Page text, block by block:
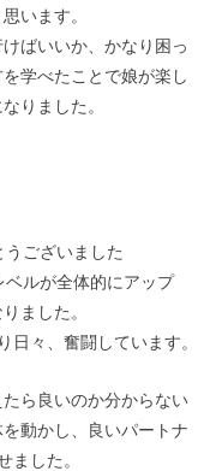
います。
ばいいか、かなり困っ
学べたことで娘が楽し
りました。
ございました
ベルが全体的にアップ
ました。
日々、奮闘しています。
ら良いのか分からない
動かし、良いパートナ
ました️。